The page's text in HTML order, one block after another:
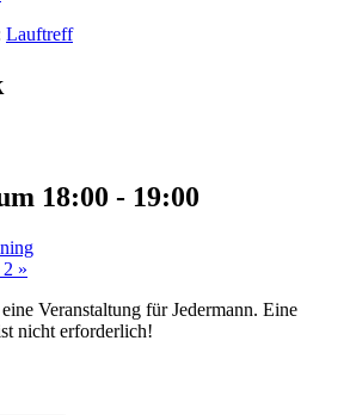
Lauftreff
18:00 - 19:00
»
Veranstaltung für Jedermann. Eine
nicht erforderlich!